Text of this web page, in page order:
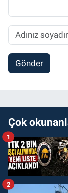
Gönder
Çok
1
2